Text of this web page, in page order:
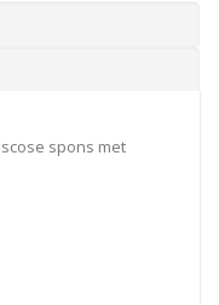
spons met